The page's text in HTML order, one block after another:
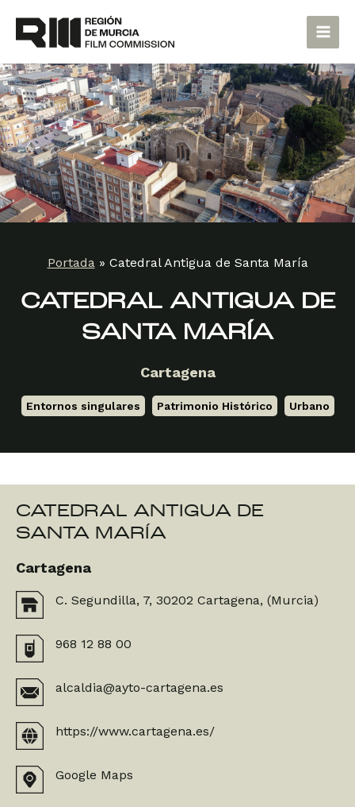
contenido
Main
Portada» Catedral Antigua de Santa María
CATEDRAL ANTIGUA DE
SANTA MARÍA
Cartagena
Entornos singulares Patrimonio Histórico Urbano
CATEDRAL ANTIGUA DE
SANTA MARÍA
Cartagena
C. Segundilla, 7, 30202 Cartagena, (Murcia)
968 12 88 00
alcaldia@ayto-cartagena.es
https://www.cartagena.es/
Google Maps